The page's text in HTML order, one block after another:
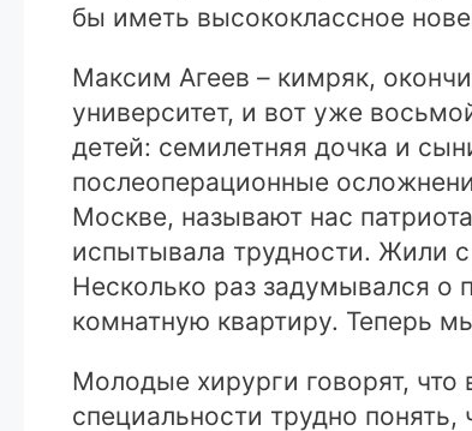
бы иметь высококлассное
Максим Агеев – кимряк,
университет, и вот уже
детей: семилетняя дочка и
послеоперационные
Москве, называют нас
испытывала трудности. Жили
Несколько раз задумывался о
комнатную квартиру. Теперь
Молодые хирурги говорят,
специальности трудно